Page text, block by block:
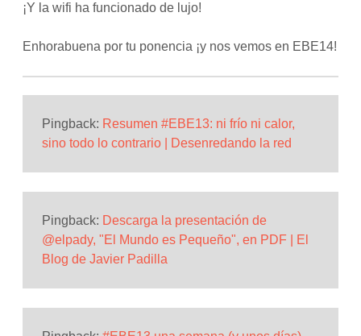
¡Y la wifi ha funcionado de lujo!
Enhorabuena por tu ponencia ¡y nos vemos en EBE14!
Pingback: Resumen #EBE13: ni frío ni calor,
sino todo lo contrario | Desenredando la red
Pingback: Descarga la presentación de
@elpady, "El Mundo es Pequeño", en PDF | El
Blog de Javier Padilla